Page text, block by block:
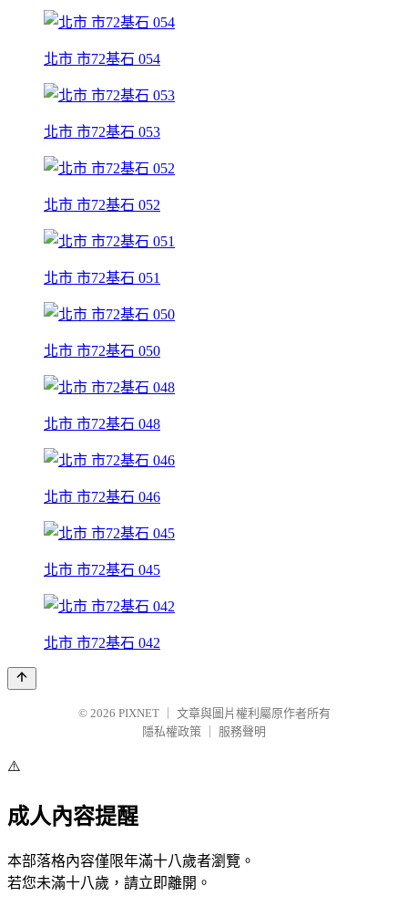
北市 市72基石 054
北市 市72基石 053
北市 市72基石 052
北市 市72基石 051
北市 市72基石 050
北市 市72基石 048
北市 市72基石 046
北市 市72基石 045
北市 市72基石 042
© 2026 PIXNET
文章與圖片權利屬原作者所有
隱私權政策
服務聲明
⚠️
成人內容提醒
本部落格內容僅限年滿十八歲者瀏覽。
若您未滿十八歲，請立即離開。